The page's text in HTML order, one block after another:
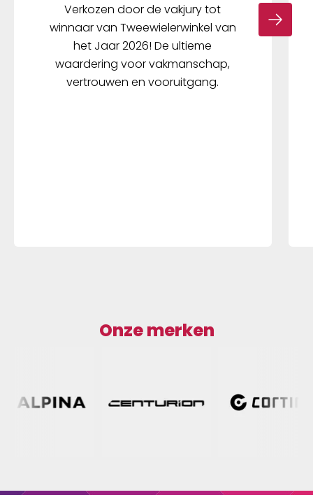
Verkozen door de vakjury tot
winnaar van Tweewielerwinkel van
het Jaar 2026! De ultieme
waardering voor vakmanschap,
vertrouwen en vooruitgang.
Onze merken